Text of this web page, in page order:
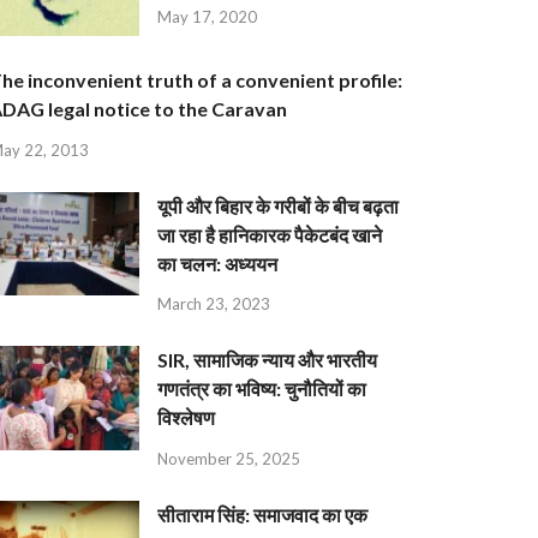
May 17, 2020
inconvenient truth of a convenient profile:
legal notice to the Caravan
22, 2013
यूपी और बिहार के गरीबों के बीच बढ़ता
जा रहा है हानिकारक पैकेटबंद खाने
का चलन: अध्ययन
March 23, 2023
SIR, सामाजिक न्याय और भारतीय
गणतंत्र का भविष्य: चुनौतियों का
विश्लेषण
November 25, 2025
सीताराम सिंह: समाजवाद का एक